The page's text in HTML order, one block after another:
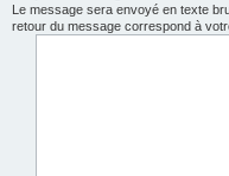
Le message sera envoyé en texte
retour du message correspond à